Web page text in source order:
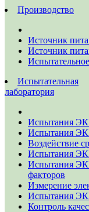
Производство
Источник
Источник
Испытательная
лаборатория
Испытания
Испытания
Воздействие
Испытания
Испытания
факторов
Измерение
Испытания
Контроль